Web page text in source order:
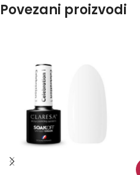
Povezani proizvodi